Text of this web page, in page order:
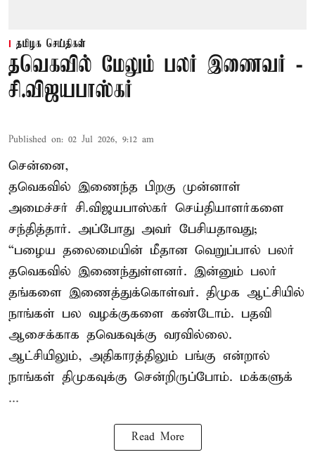
தமிழக செய்திகள்
தவெகவில் மேலும் பலர் இணைவர் -
சி.விஜயபாஸ்கர்
Published on: 02 Jul 2026, 9:12 am
சென்னை,
தவெகவில் இணைந்த பிறகு முன்னாள்
அமைச்சர் சி.விஜயபாஸ்கர் செய்தியாளர்களை
சந்தித்தார். அப்போது அவர் பேசியதாவது;
“பழைய தலைமையின் மீதான வெறுப்பால் பலர்
தவெகவில் இணைந்துள்ளனர். இன்னும் பலர்
தங்களை இணைத்துக்கொள்வர். திமுக ஆட்சியில்
நாங்கள் பல வழக்குகளை கண்டோம். பதவி
ஆசைக்காக தவெகவுக்கு வரவில்லை.
ஆட்சியிலும், அதிகாரத்திலும் பங்கு என்றால்
நாங்கள் திமுகவுக்கு சென்றிருப்போம். மக்களுக்
...
Read More